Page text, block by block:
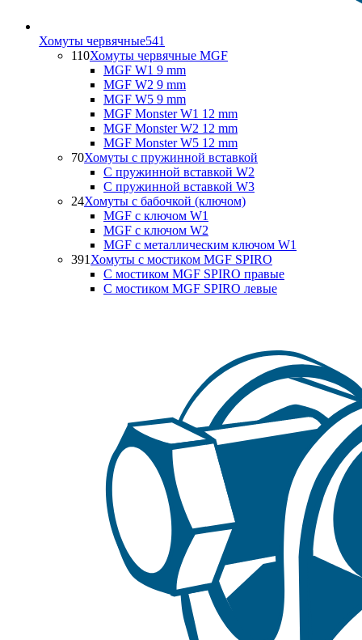
Хомуты червячные541
110Хомуты червячные MGF
MGF W1 9 mm
MGF W2 9 mm
MGF W5 9 mm
MGF Monster W1 12 mm
MGF Monster W2 12 mm
MGF Monster W5 12 mm
70Хомуты с пружинной вставкой
С пружинной вставкой W2
С пружинной вставкой W3
24Хомуты с бабочкой (ключом)
MGF с ключом W1
MGF с ключом W2
MGF с металлическим ключом W1
391 Хомуты с мостиком MGF SPIRO
С мостиком MGF SPIRO правые
С мостиком MGF SPIRO левые